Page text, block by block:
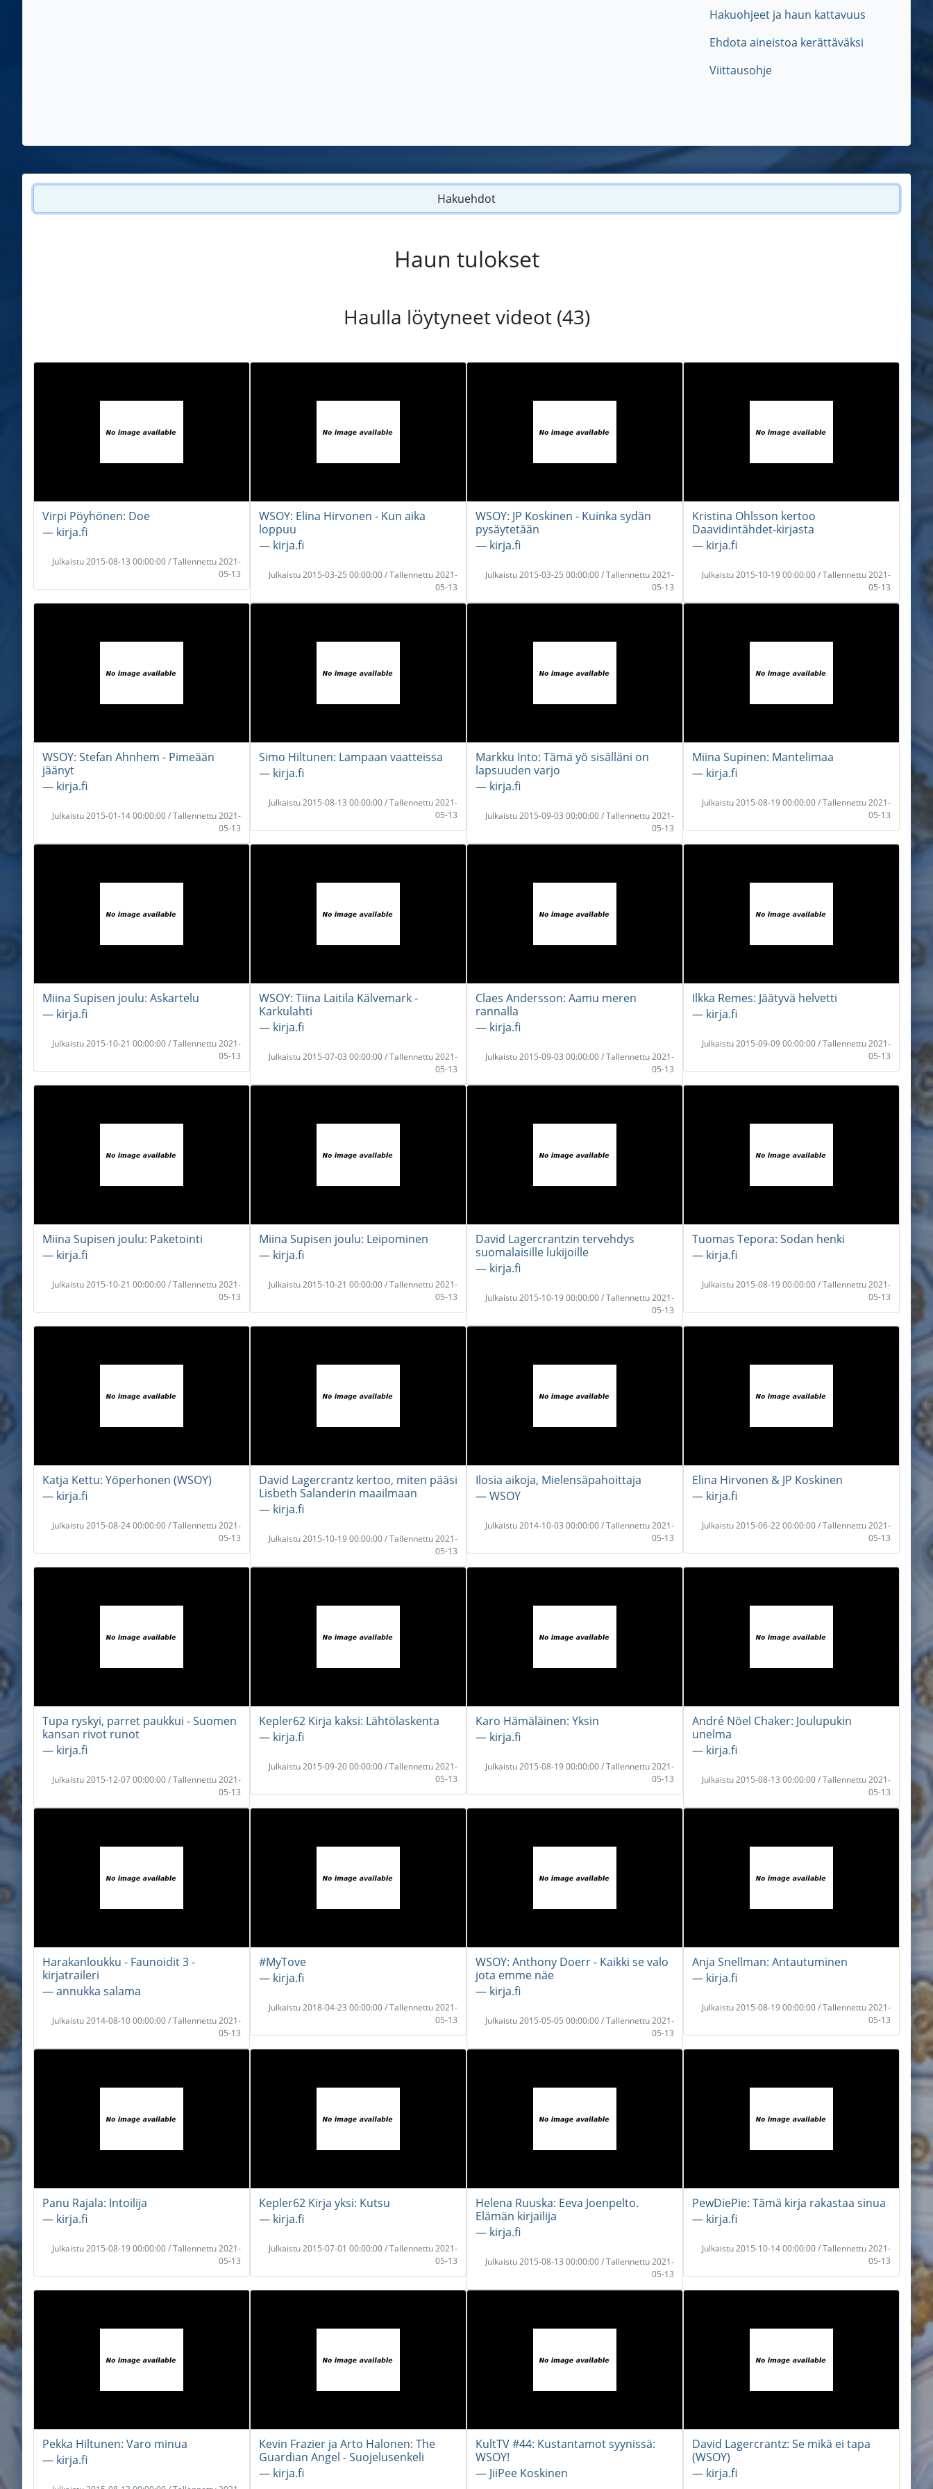
Hakuohjeet ja haun kattavuus
Ehdota aineistoa kerättäväksi
Viittausohje
Hakuehdot
Haun tulokset
Haulla löytyneet videot (43)
Virpi Pöyhönen: Doe
― kirja.fi
Julkaistu 2015-08-13 00:00:00 / Tallennettu 2021-
05-13
WSOY: Elina Hirvonen - Kun aika
loppuu
― kirja.fi
Julkaistu 2015-03-25 00:00:00 / Tallennettu 2021-
05-13
WSOY: JP Koskinen - Kuinka sydän
pysäytetään
― kirja.fi
Julkaistu 2015-03-25 00:00:00 / Tallennettu 2021-
05-13
Kristina Ohlsson kertoo
Daavidintähdet-kirjasta
― kirja.fi
Julkaistu 2015-10-19 00:00:00 / Tallennettu 2021-
05-13
WSOY: Stefan Ahnhem - Pimeään
jäänyt
― kirja.fi
Julkaistu 2015-01-14 00:00:00 / Tallennettu 2021-
05-13
Simo Hiltunen: Lampaan vaatteissa
― kirja.fi
Julkaistu 2015-08-13 00:00:00 / Tallennettu 2021-
05-13
Markku Into: Tämä yö sisälläni on
lapsuuden varjo
― kirja.fi
Julkaistu 2015-09-03 00:00:00 / Tallennettu 2021-
05-13
Miina Supinen: Mantelimaa
― kirja.fi
Julkaistu 2015-08-19 00:00:00 / Tallennettu 2021-
05-13
Miina Supisen joulu: Askartelu
― kirja.fi
Julkaistu 2015-10-21 00:00:00 / Tallennettu 2021-
05-13
WSOY: Tiina Laitila Kälvemark -
Karkulahti
― kirja.fi
Julkaistu 2015-07-03 00:00:00 / Tallennettu 2021-
05-13
Claes Andersson: Aamu meren
rannalla
― kirja.fi
Julkaistu 2015-09-03 00:00:00 / Tallennettu 2021-
05-13
Ilkka Remes: Jäätyvä helvetti
― kirja.fi
Julkaistu 2015-09-09 00:00:00 / Tallennettu 2021-
05-13
Miina Supisen joulu: Paketointi
― kirja.fi
Julkaistu 2015-10-21 00:00:00 / Tallennettu 2021-
05-13
Miina Supisen joulu: Leipominen
― kirja.fi
Julkaistu 2015-10-21 00:00:00 / Tallennettu 2021-
05-13
David Lagercrantzin tervehdys
suomalaisille lukijoille
― kirja.fi
Julkaistu 2015-10-19 00:00:00 / Tallennettu 2021-
05-13
Tuomas Tepora: Sodan henki
― kirja.fi
Julkaistu 2015-08-19 00:00:00 / Tallennettu 2021-
05-13
Katja Kettu: Yöperhonen (WSOY)
― kirja.fi
Julkaistu 2015-08-24 00:00:00 / Tallennettu 2021-
05-13
David Lagercrantz kertoo, miten pääsi
Lisbeth Salanderin maailmaan
― kirja.fi
Julkaistu 2015-10-19 00:00:00 / Tallennettu 2021-
05-13
Ilosia aikoja, Mielensäpahoittaja
― WSOY
Julkaistu 2014-10-03 00:00:00 / Tallennettu 2021-
05-13
Elina Hirvonen & JP Koskinen
― kirja.fi
Julkaistu 2015-06-22 00:00:00 / Tallennettu 2021-
05-13
Tupa ryskyi, parret paukkui - Suomen
kansan rivot runot
― kirja.fi
Julkaistu 2015-12-07 00:00:00 / Tallennettu 2021-
05-13
Kepler62 Kirja kaksi: Lähtölaskenta
― kirja.fi
Julkaistu 2015-09-20 00:00:00 / Tallennettu 2021-
05-13
Karo Hämäläinen: Yksin
― kirja.fi
Julkaistu 2015-08-19 00:00:00 / Tallennettu 2021-
05-13
André Nöel Chaker: Joulupukin
unelma
― kirja.fi
Julkaistu 2015-08-13 00:00:00 / Tallennettu 2021-
05-13
Harakanloukku - Faunoidit 3 -
kirjatraileri
― annukka salama
Julkaistu 2014-08-10 00:00:00 / Tallennettu 2021-
05-13
#MyTove
― kirja.fi
Julkaistu 2018-04-23 00:00:00 / Tallennettu 2021-
05-13
WSOY: Anthony Doerr - Kaikki se valo
jota emme näe
― kirja.fi
Julkaistu 2015-05-05 00:00:00 / Tallennettu 2021-
05-13
Anja Snellman: Antautuminen
― kirja.fi
Julkaistu 2015-08-19 00:00:00 / Tallennettu 2021-
05-13
Panu Rajala: Intoilija
― kirja.fi
Julkaistu 2015-08-19 00:00:00 / Tallennettu 2021-
05-13
Kepler62 Kirja yksi: Kutsu
― kirja.fi
Julkaistu 2015-07-01 00:00:00 / Tallennettu 2021-
05-13
Helena Ruuska: Eeva Joenpelto.
Elämän kirjailija
― kirja.fi
Julkaistu 2015-08-13 00:00:00 / Tallennettu 2021-
05-13
PewDiePie: Tämä kirja rakastaa sinua
― kirja.fi
Julkaistu 2015-10-14 00:00:00 / Tallennettu 2021-
05-13
Pekka Hiltunen: Varo minua
― kirja.fi
Kevin Frazier ja Arto Halonen: The
Guardian Angel - Suojelusenkeli
― kirja.fi
KultTV #44: Kustantamot syynissä:
WSOY!
― JiiPee Koskinen
David Lagercrantz: Se mikä ei tapa
(WSOY)
― kirja.fi